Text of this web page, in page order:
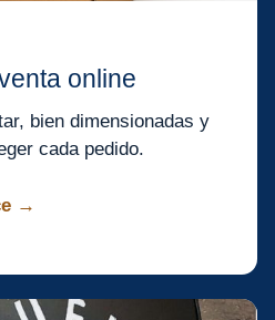
online
bien dimensionadas y
cada pedido.
→